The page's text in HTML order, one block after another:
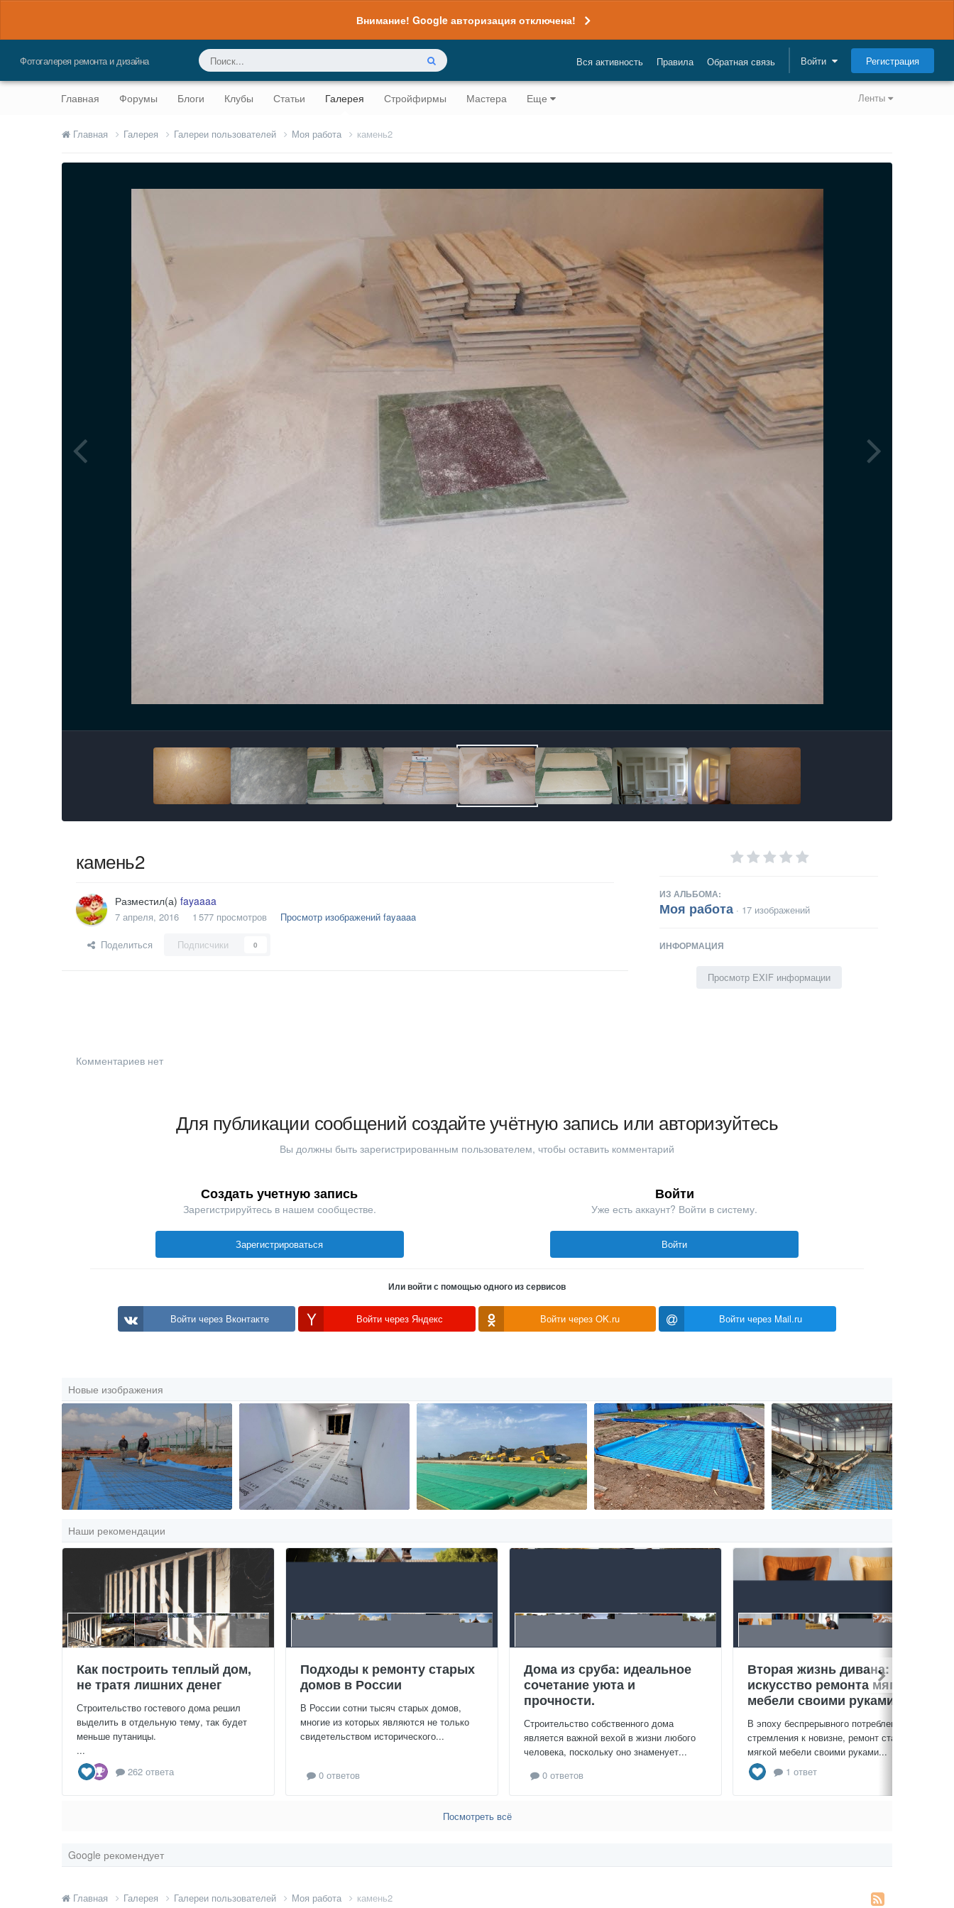
Внимание! Google авторизация отключена!
Фотогалерея ремонта и дизайна Вся активность Правила Обратная связь Войти Регистрация
Ленты
Главная Форумы Блоги Клубы Статьи Галерея Стройфирмы Мастера Еще
Главная Галерея Галереи пользователей Моя работа камень2
камень2
Разместил(а) fayaaaa
7 апреля, 2016 1 577 просмотров Просмотр изображений fayaaaa
Поделиться Подписчики 0
ИЗ АЛЬБОМА:
Моя работа · 17 изображений
ИНФОРМАЦИЯ
Просмотр EXIF информации
Комментариев нет
Для публикации сообщений создайте учётную запись или авторизуйтесь
Вы должны быть зарегистрированным пользователем, чтобы оставить комментарий
Создать учетную запись
Зарегистрируйтесь в нашем сообществе.
Зарегистрироваться
Войти
Уже есть аккаунт? Войти в систему.
Войти
Или войти с помощью одного из сервисов
Войти через Вконтакте Войти через Яндекс Войти через OK.ru Войти через Mail.ru
Новые изображения
Наши рекомендации
Как построить теплый дом,
не тратя лишних денег
Строительство гостевого дома решил
выделить в отдельную тему, так будет
меньше путаницы.
...
262 ответа
Подходы к ремонту старых
домов в России
В России сотни тысяч старых домов,
многие из которых являются не только
свидетельством исторического...
0 ответов
Дома из сруба: идеальное
сочетание уюта и
прочности.
Строительство собственного дома
является важной вехой в жизни любого
человека, поскольку оно знаменует...
0 ответов
Вторая жизнь дивана:
искусство ремонта мягкой
мебели своими руками
В эпоху беспрерывного потребления и
стремления к новизне, ремонт старой
мягкой мебели своими руками...
1 ответ
Посмотреть всё
Google рекомендует
Главная Галерея Галереи пользователей Моя работа камень2